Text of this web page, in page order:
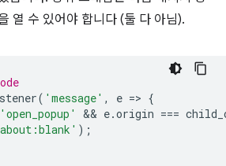
열 수 있어야 합니다 (둘 다 아님).
( 'message' , e => {
'open_popup' && e.origin ===
);